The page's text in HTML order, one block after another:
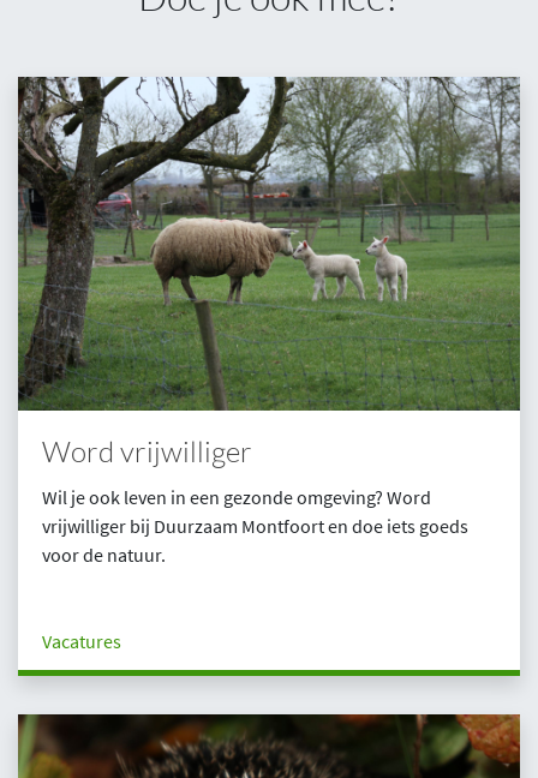
Word vrijwilliger
​​​​​​Wil je ook leven in een gezonde omgeving? Word
vrijwilliger bij Duurzaam Montfoort en doe iets goeds
voor de natuur.
Vacatures